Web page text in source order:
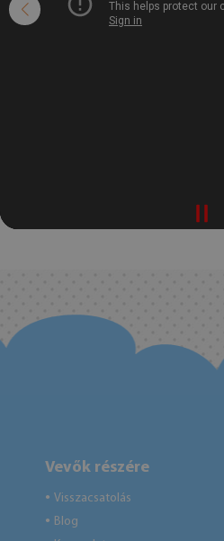
Vevők részére
● Visszacsatolás
● Blog